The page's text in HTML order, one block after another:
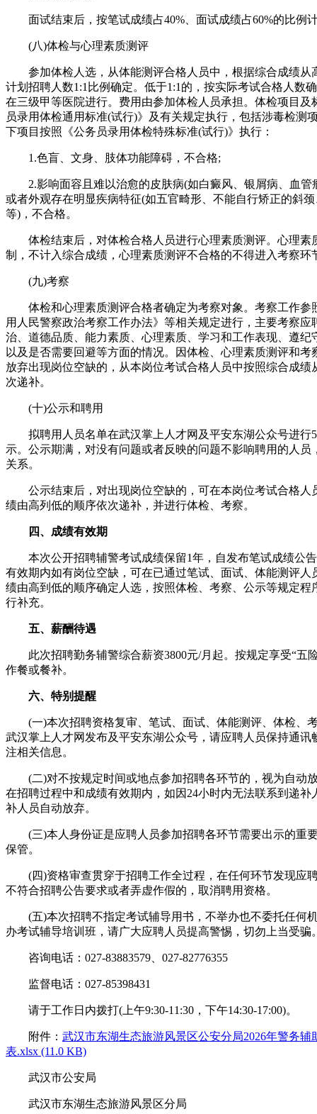
面试结束后，按笔试成绩占40%、面试成绩占60%的比例
(八)体检与心理素质测评
参加体检人选，从体能测评合格人员中，根据综合成绩从
计划招聘人数1:1比例确定。低于1:1的，按实际考试合格人数
在三级甲等医院进行。费用由参加体检人员承担。体检项目及
员录用体检通用标准(试行)》及有关规定执行，包括涉毒检测
下项目按照《公务员录用体检特殊标准(试行)》执行：
1.色盲、文身、肢体功能障碍，不合格;
2.影响面容且难以治愈的皮肤病(如白癜风、银屑病、血管
或者外观存在明显疾病特征(如五官畸形、不能自行矫正的斜
等)，不合格。
体检结束后，对体检合格人员进行心理素质测评。心理素
制，不计入综合成绩，心理素质测评不合格的不得进入考察环
(九)考察
体检和心理素质测评合格者确定为考察对象。考察工作参
用人民警察政治考察工作办法》等相关规定进行，主要考察应
治、道德品质、能力素质、心理素质、学习和工作表现、遵纪
以及是否需要回避等方面的情况。因体检、心理素质测评和考
放弃出现岗位空缺的，从本岗位考试合格人员中按照综合成绩
次递补。
(十)公示和聘用
拟聘用人员名单在武汉掌上人才网及平安东湖公众号进行
示。公示期满，对没有问题或者反映的问题不影响聘用的人员
关系。
公示结束后，对出现岗位空缺的，可在本岗位考试合格人
绩由高列低的顺序依次递补，并进行体检、考察。
四、成绩有效期
本次公开招聘辅警考试成绩保留1年，自发布笔试成绩公
有效期内如有岗位空缺，可在已通过笔试、面试、体能测评人
绩由高到低的顺序确定人选，按照体检、考察、公示等规定程
行补充。
五、薪酬待遇
此次招聘勤务辅警综合薪资3800元/月起。按规定享受“五
作餐或餐补。
六、特别提醒
(一)本次招聘资格复审、笔试、面试、体能测评、体检、
武汉掌上人才网发布及平安东湖公众号，请应聘人员保持通讯
注相关信息。
(二)对不按规定时间或地点参加招聘各环节的，视为自动
在招聘过程中和成绩有效期内，如因24小时内无法联系到递补
补人员自动放弃。
(三)本人身份证是应聘人员参加招聘各环节需要出示的重
保管。
(四)资格审查贯穿于招聘工作全过程，在任何环节发现应
不符合招聘公告要求或者弄虚作假的，取消聘用资格。
(五)本次招聘不指定考试辅导用书，不举办也不委托任何
办考试辅导培训班，请广大应聘人员提高警惕，切勿上当受骗
咨询电话：027-83883579、027-82776355
监督电话：027-85398431
请于工作日内拨打(上午9:30-11:30，下午14:30-17:00)。
附件： 武汉市东湖生态旅游风景区公安分局2026年警务辅
表.xlsx (11.0 KB)
武汉市公安局
武汉市东湖生态旅游风景区分局